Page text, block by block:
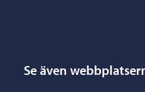
Se även